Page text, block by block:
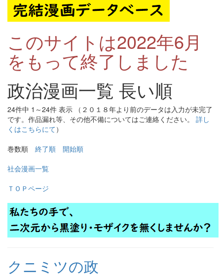
このサイトは2022年6月
をもって終了しました
政治漫画一覧 長い順
24件中 1～24件 表示 （２０１８年より前のデータは入力が未完了
です。作品漏れ等、その他不備についてはご連絡ください。 詳し
くはこちらにて）
巻数順 終了順
開始順
社会漫画一覧
ＴＯＰページ
クニミツの政